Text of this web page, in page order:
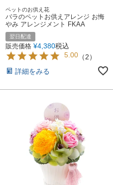
ペットのお供え花
バラのペットお供えアレンジ お悔
やみ アレンジメント FKAA
翌日配達
販売価格 ¥4,380税込
5.00 （2）
詳細をみる